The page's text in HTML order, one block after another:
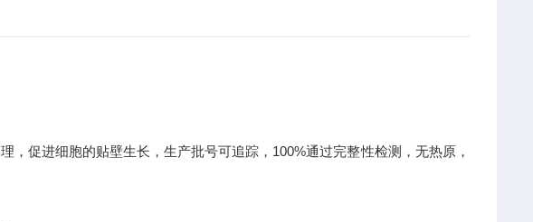
，促进细胞的贴壁生长，生产批号可追踪，100%通过完整性检测，无热原，